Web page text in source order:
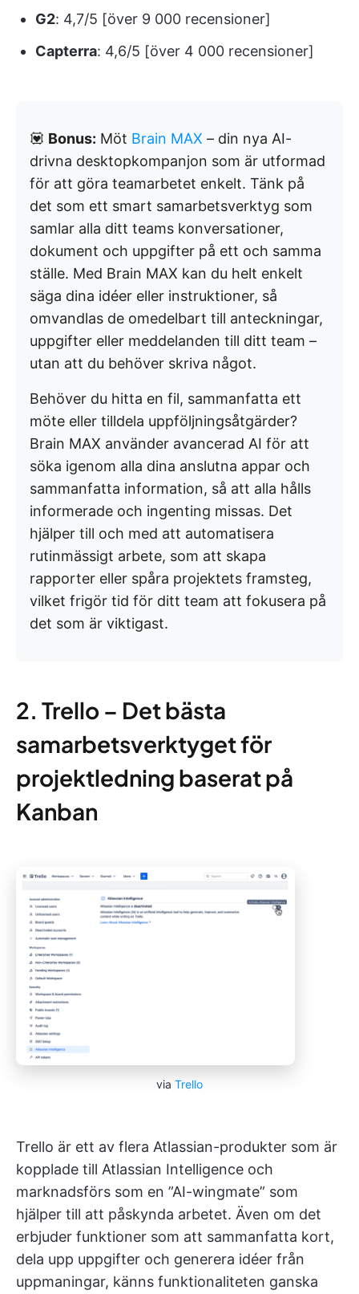
G2: 4,7/5 [över 9 000 recensioner]
Capterra: 4,6/5 [över 4 000 recensioner]
💟 Bonus: Möt Brain MAX – din nya AI-
drivna desktopkompanjon som är utformad
för att göra teamarbetet enkelt. Tänk på
det som ett smart samarbetsverktyg som
samlar alla ditt teams konversationer,
dokument och uppgifter på ett och samma
ställe. Med Brain MAX kan du helt enkelt
säga dina idéer eller instruktioner, så
omvandlas de omedelbart till anteckningar,
uppgifter eller meddelanden till ditt team –
utan att du behöver skriva något.
Behöver du hitta en fil, sammanfatta ett
möte eller tilldela uppföljningsåtgärder?
Brain MAX använder avancerad AI för att
söka igenom alla dina anslutna appar och
sammanfatta information, så att alla hålls
informerade och ingenting missas. Det
hjälper till och med att automatisera
rutinmässigt arbete, som att skapa
rapporter eller spåra projektets framsteg,
vilket frigör tid för ditt team att fokusera på
det som är viktigast.
2. Trello – Det bästa
samarbetsverktyget för
projektledning baserat på
Kanban
via Trello
Trello är ett av flera Atlassian-produkter som är
kopplade till Atlassian Intelligence och
marknadsförs som en ”AI-wingmate” som
hjälper till att påskynda arbetet. Även om det
erbjuder funktioner som att sammanfatta kort,
dela upp uppgifter och generera idéer från
uppmaningar, känns funktionaliteten ganska